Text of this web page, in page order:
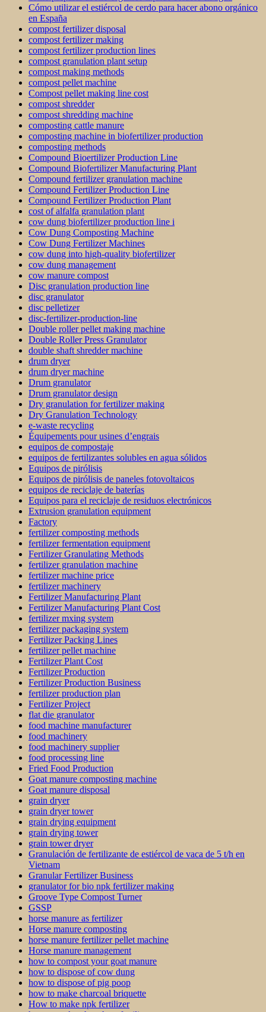
Cómo utilizar el estiércol de cerdo para hacer abono orgánico
en España
compost fertilizer disposal
compost fertilizer making
compost fertilizer production lines
compost granulation plant setup
compost making methods
compost pellet machine
Compost pellet making line cost
compost shredder
compost shredding machine
composting cattle manure
composting machine in biofertilizer production
composting methods
Compound Bioertilizer Production Line
Compound Biofertilizer Manufacturing Plant
Compound fertilizer granulation machine
Compound Fertilizer Production Line
Compound Fertilizer Production Plant
cost of alfalfa granulation plant
cow dung biofertilizer production line i
Cow Dung Composting Machine
Cow Dung Fertilizer Machines
cow dung into high-quality biofertilizer
cow dung management
cow manure compost
Disc granulation production line
disc granulator
disc pelletizer
disc-fertilizer-production-line
Double roller pellet making machine
Double Roller Press Granulator
double shaft shredder machine
drum dryer
drum dryer machine
Drum granulator
Drum granulator design
Dry granulation for fertilizer making
Dry Granulation Technology
e-waste recycling
Équipements pour usines d’engrais
equipos de compostaje
equipos de fertilizantes solubles en agua sólidos
Equipos de pirólisis
Equipos de pirólisis de paneles fotovoltaicos
equipos de reciclaje de baterías
Equipos para el reciclaje de residuos electrónicos
Extrusion granulation equipment
Factory
fertilizer composting methods
fertilizer fermentation equipment
Fertilizer Granulating Methods
fertilizer granulation machine
fertilizer machine price
fertilizer machinery
Fertilizer Manufacturing Plant
Fertilizer Manufacturing Plant Cost
fertilizer mxing system
fertilizer packaging system
Fertilizer Packing Lines
fertilizer pellet machine
Fertilizer Plant Cost
Fertilizer Production
Fertilizer Production Business
fertilizer production plan
Fertilizer Project
flat die granulator
food machine manufacturer
food machinery
food machinery supplier
food processing line
Fried Food Production
Goat manure composting machine
Goat manure disposal
grain dryer
grain dryer tower
grain drying equipment
grain drying tower
grain tower dryer
Granulación de fertilizante de estiércol de vaca de 5 t/h en
Vietnam
Granular Fertilizer Business
granulator for bio npk fertilizer making
Groove Type Compost Turner
GSSP
horse manure as fertilizer
Horse manure composting
horse manure fertilizer pellet machine
Horse manure management
how to compost your goat manure
how to dispose of cow dung
how to dispose of pig poop
how to make charcoal briquette
How to make npk fertilizer